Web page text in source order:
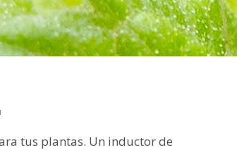
tus plantas. Un inductor de